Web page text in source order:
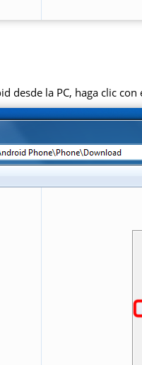
desde la PC, haga clic